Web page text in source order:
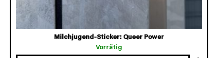
Milchjugend-Sticker: Queer Power
Vorrätig